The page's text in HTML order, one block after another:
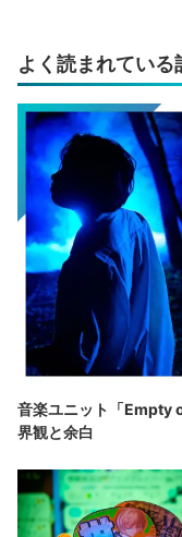
よく読まれている
音楽ユニット「Empty
界観と余白